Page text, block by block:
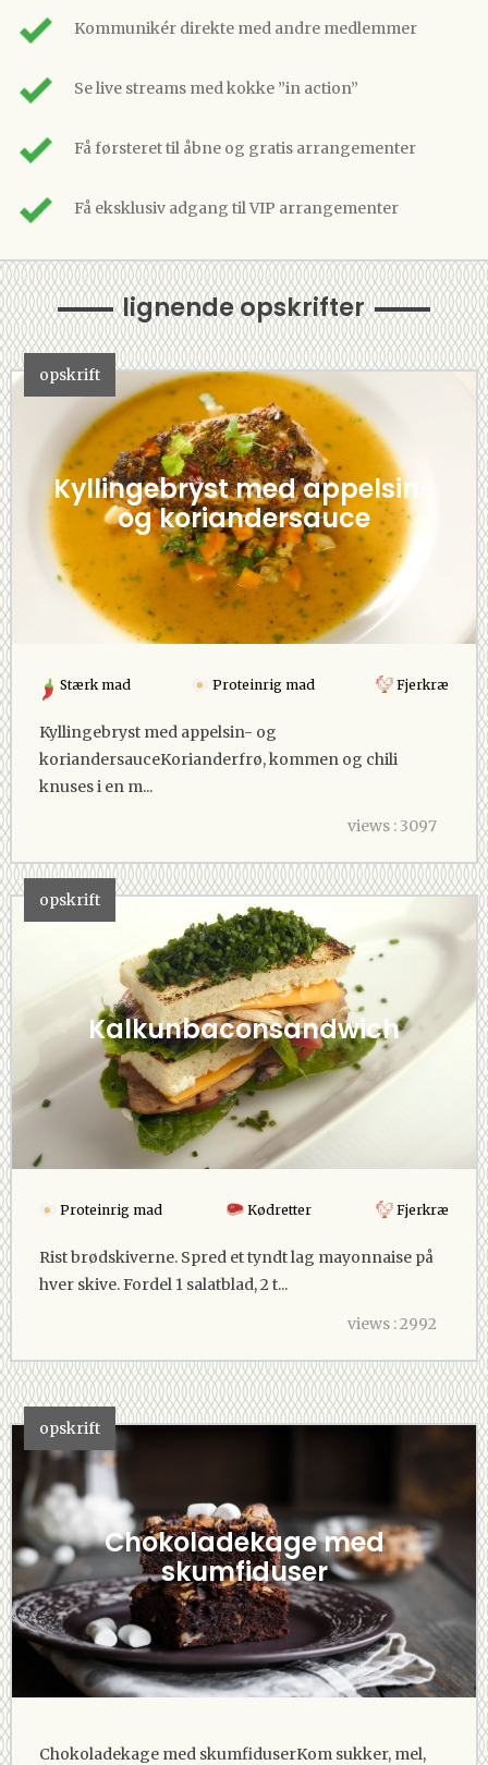
Kommunikér direkte med andre medlemmer
Se live streams med kokke ”in action”
Få førsteret til åbne og gratis arrangementer
Få eksklusiv adgang til VIP arrangementer
lignende opskrifter
opskrift
Kyllingebryst med appelsin-
og koriandersauce
Stærk mad Proteinrig mad Fjerkræ
Kyllingebryst med appelsin- og
koriandersauce Korianderfrø, kommen og chili
knuses i en m...
views : 3097
opskrift
Kalkunbaconsandwich
Proteinrig mad Kødretter Fjerkræ
Rist brødskiverne. Spred et tyndt lag mayonnaise på
hver skive. Fordel 1 salatblad, 2 t...
views : 2992
opskrift
Chokoladekage med
skumfiduser
Chokoladekage med skumfiduserKom sukker, mel,